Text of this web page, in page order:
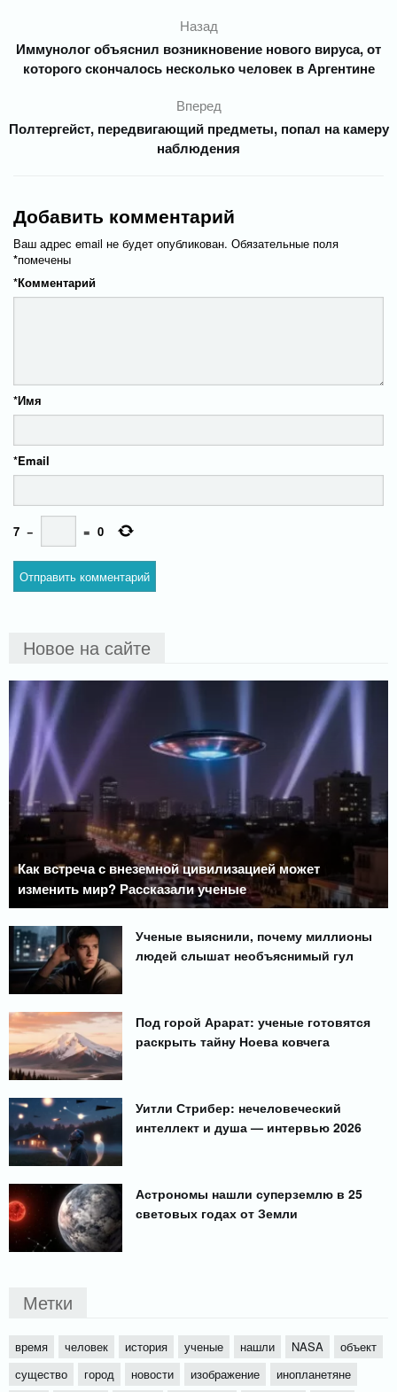
Назад
Иммунолог объяснил возникновение нового вируса, от
которого скончалось несколько человек в Аргентине
Вперед
Полтергейст, передвигающий предметы, попал на камеру
наблюдения
Добавить комментарий
Ваш адрес email не будет опубликован. Обязательные поля
помечены
*
Комментарий
*
Имя
*
Email
*
7 − = 0
Новое на сайте
Как встреча с внеземной цивилизацией может
изменить мир? Рассказали ученые
Ученые выяснили, почему миллионы
людей слышат необъяснимый гул
Под горой Арарат: ученые готовятся
раскрыть тайну Ноева ковчега
Уитли Стрибер: нечеловеческий
интеллект и душа — интервью 2026
Астрономы нашли суперземлю в 25
световых годах от Земли
Метки
время человек история ученые нашли NASA
объект
существо
город новости изображение инопланетяне